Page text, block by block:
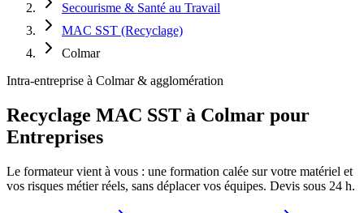
Secourisme & Santé au Travail
MAC SST (Recyclage)
Colmar
Intra-entreprise à Colmar & agglomération
Recyclage MAC SST à Colmar pour
Entreprises
Le formateur vient à vous : une formation calée sur votre matériel et
vos risques métier réels, sans déplacer vos équipes. Devis sous 24 h.